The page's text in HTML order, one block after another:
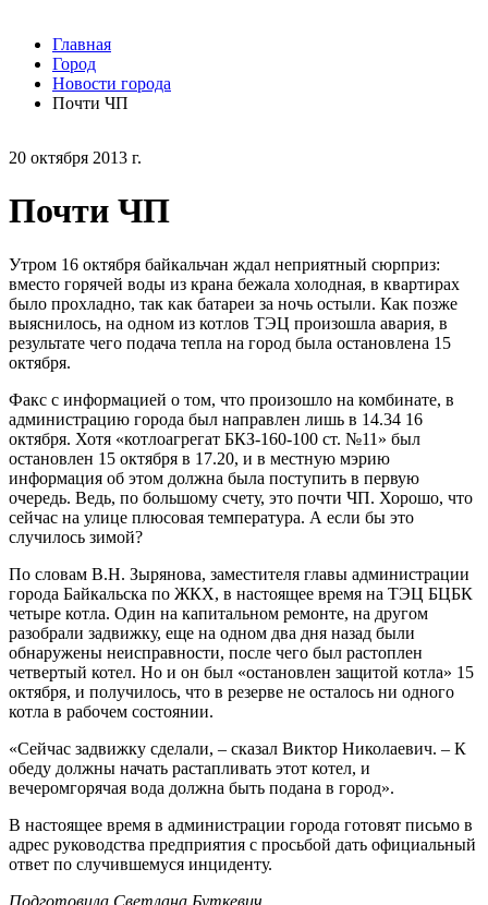
20 октября 2013 г.
Почти ЧП
Утром 16 октября байкальчан ждал неприятный сюрприз:
вместо горячей воды из крана бежала холодная, в квартирах
было прохладно, так как батареи за ночь остыли. Как позже
выяснилось, на одном из котлов ТЭЦ произошла авария, в
результате чего подача тепла на город была остановлена 15
октября.
Факс с информацией о том, что произошло на комбинате, в
администрацию города был направлен лишь в 14.34 16
октября. Хотя «котлоагрегат БКЗ-160-100 ст. №11» был
остановлен 15 октября в 17.20, и в местную мэрию
информация об этом должна была поступить в первую
очередь. Ведь, по большому счету, это почти ЧП. Хорошо, что
сейчас на улице плюсовая температура. А если бы это
случилось зимой?
По словам В.Н. Зырянова, заместителя главы администрации
города Байкальска по ЖКХ, в настоящее время на ТЭЦ БЦБК
четыре котла. Один на капитальном ремонте, на другом
разобрали задвижку, еще на одном два дня назад были
обнаружены неисправности, после чего был растоплен
четвертый котел. Но и он был «остановлен защитой котла» 15
октября, и получилось, что в резерве не осталось ни одного
котла в рабочем состоянии.
«Сейчас задвижку сделали, – сказал Виктор Николаевич. – К
обеду должны начать растапливать этот котел, и
вечеромгорячая вода должна быть подана в город».
В настоящее время в администрации города готовят письмо в
адрес руководства предприятия с просьбой дать официальный
ответ по случившемуся инциденту.
Подготовила Светлана Буткевич.
Главная
Город
Новости города
Почти ЧП